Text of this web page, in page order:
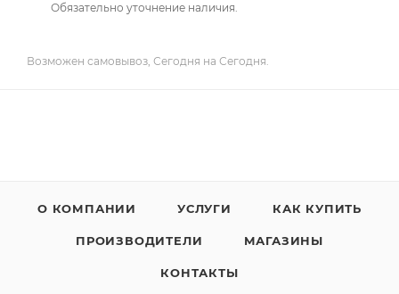
Обязательно уточнение наличия.
Возможен самовывоз, Сегодня на Сегодня.
О КОМПАНИИ УСЛУГИ КАК КУПИТЬ
ПРОИЗВОДИТЕЛИ МАГАЗИНЫ
КОНТАКТЫ